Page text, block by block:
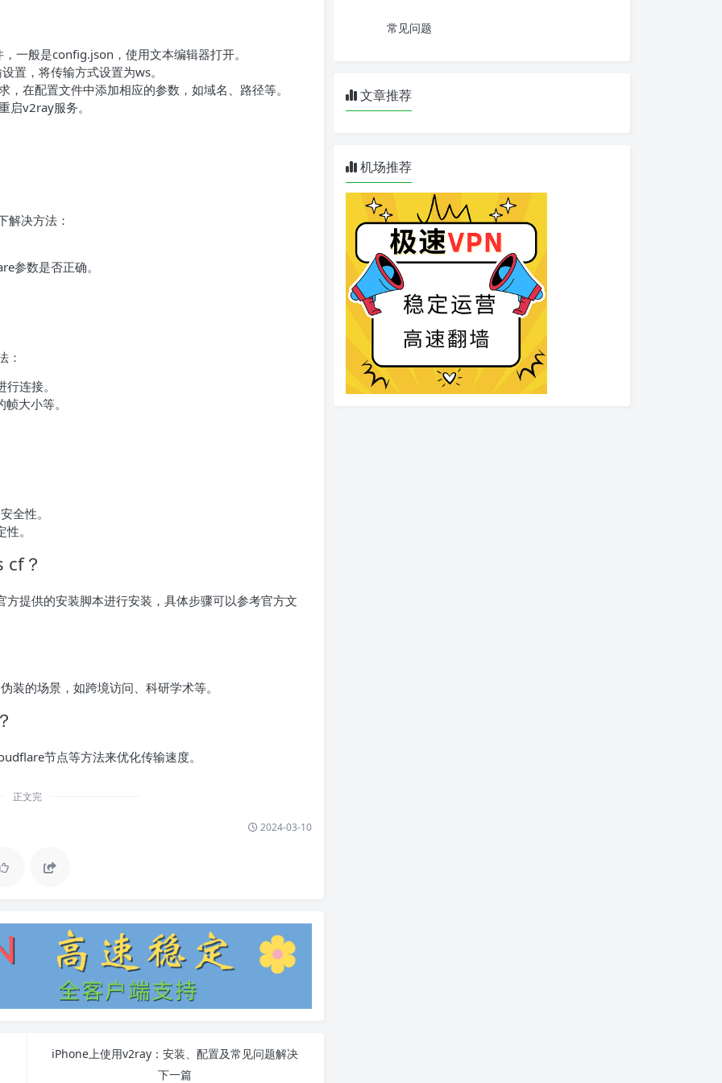
一般是config.json，使用文本编辑器打开。
置，将传输方式设置为ws。
，在配置文件中添加相应的参数，如域名、路径等。
启v2ray服务。
解决方法：
参数是否正确。
：
连接。
大小等。
全性。
。
cf？
提供的安装脚本进行安装，具体步骤可以参考官方文
的场景，如跨境访问、科研学术等。
节点等方法来优化传输速度。
正文完
2024-03-10
iPhone上使用v2ray：安装、配置及常见问题解决
下一篇
常见问题
文章推荐
机场推荐